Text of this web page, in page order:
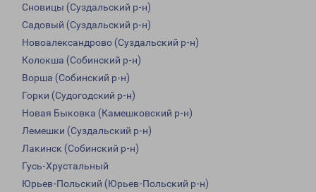
Сновицы (Суздальский р-н)
Садовый (Суздальский р-н)
Новоалександрово (Суздальский р-н)
Колокша (Собинский р-н)
Ворша (Собинский р-н)
Горки (Судогодский р-н)
Новая Быковка (Камешковский р-н)
Лемешки (Суздальский р-н)
Лакинск (Собинский р-н)
Гусь-Хрустальный
Юрьев-Польский (Юрьев-Польский р-н)